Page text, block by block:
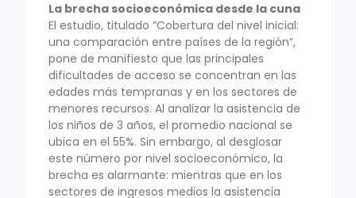
La brecha socioeconómica desde la cuna
El estudio, titulado “Cobertura del nivel inicial:
una comparación entre países de la región”,
pone de manifiesto que las principales
dificultades de acceso se concentran en las
edades más tempranas y en los sectores de
menores recursos. Al analizar la asistencia de
los niños de 3 años, el promedio nacional se
ubica en el 55%. Sin embargo, al desglosar
este número por nivel socioeconómico, la
brecha es alarmante: mientras que en los
sectores de ingresos medios la asistencia